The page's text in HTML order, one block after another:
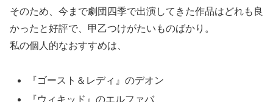
そのため、今まで劇団四季で出演してきた作品はどれも良
かったと好評で、甲乙つけがたいものばかり。
私の個人的なおすすめは、
『ゴースト＆レディ』のデオン
『ウィキッド』のエルファバ